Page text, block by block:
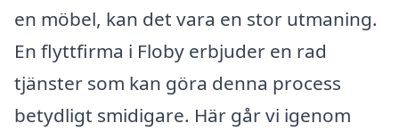
en möbel, kan det vara en stor utmaning.
En flyttfirma i Floby erbjuder en rad
tjänster som kan göra denna process
betydligt smidigare. Här går vi igenom